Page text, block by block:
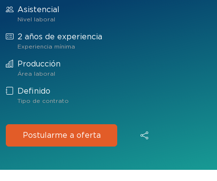
Asistencial
Nivel laboral
2 años de experiencia
Experiencia mínima
Producción
Área laboral
Definido
Tipo de contrato
Postularme a oferta